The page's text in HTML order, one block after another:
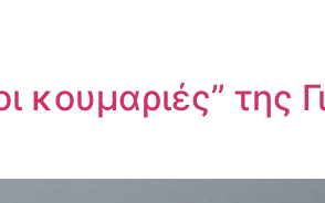
κουμαριές” της